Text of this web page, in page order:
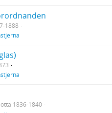
1888
1836-1840